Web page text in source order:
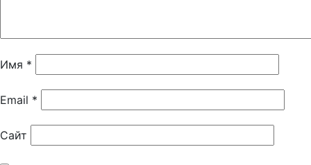
Имя *
Email *
Сайт